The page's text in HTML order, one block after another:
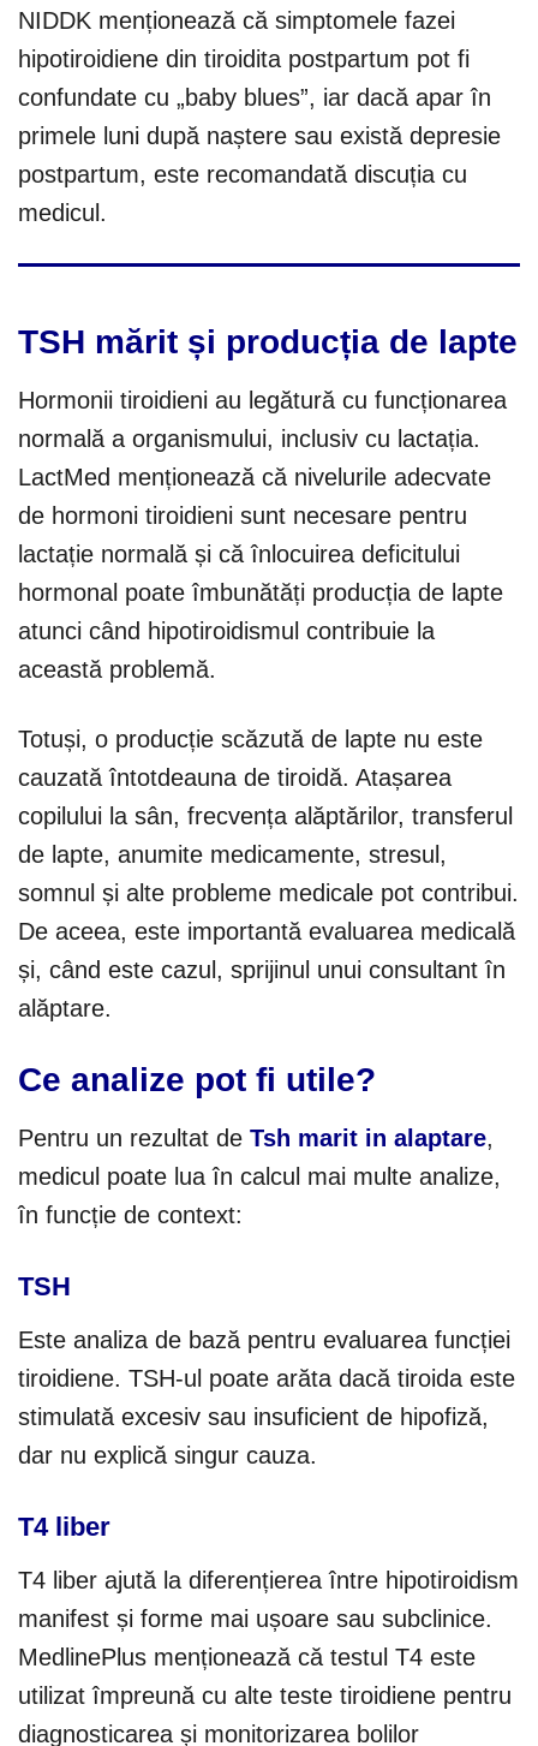
NIDDK menționează că simptomele fazei
hipotiroidiene din tiroidita postpartum pot fi
confundate cu „baby blues”, iar dacă apar în
primele luni după naștere sau există depresie
postpartum, este recomandată discuția cu
medicul.
TSH mărit și producția de lapte
Hormonii tiroidieni au legătură cu funcționarea
normală a organismului, inclusiv cu lactația.
LactMed menționează că nivelurile adecvate
de hormoni tiroidieni sunt necesare pentru
lactație normală și că înlocuirea deficitului
hormonal poate îmbunătăți producția de lapte
atunci când hipotiroidismul contribuie la
această problemă.
Totuși, o producție scăzută de lapte nu este
cauzată întotdeauna de tiroidă. Atașarea
copilului la sân, frecvența alăptărilor, transferul
de lapte, anumite medicamente, stresul,
somnul și alte probleme medicale pot contribui.
De aceea, este importantă evaluarea medicală
și, când este cazul, sprijinul unui consultant în
alăptare.
Ce analize pot fi utile?
Pentru un rezultat de Tsh marit in alaptare,
medicul poate lua în calcul mai multe analize,
în funcție de context:
TSH
Este analiza de bază pentru evaluarea funcției
tiroidiene. TSH-ul poate arăta dacă tiroida este
stimulată excesiv sau insuficient de hipofiză,
dar nu explică singur cauza.
T4 liber
T4 liber ajută la diferențierea între hipotiroidism
manifest și forme mai ușoare sau subclinice.
MedlinePlus menționează că testul T4 este
utilizat împreună cu alte teste tiroidiene pentru
diagnosticarea și monitorizarea bolilor